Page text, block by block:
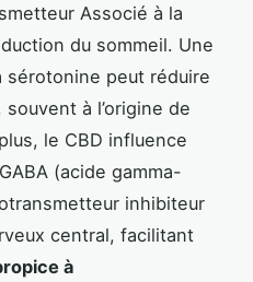
Associé à la
du sommeil. Une
sérotonine peut réduire
à l’origine de
le CBD influence
(acide gamma-
inhibiteur
central, facilitant
à